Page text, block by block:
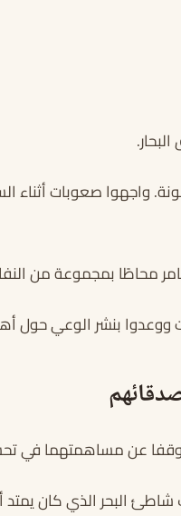
واجهوا صعوبات أثناء
محاطًا بمجموعة من
بنشر الوعي حول
عن مساهمتهما في
البحر الذي كان يمتد